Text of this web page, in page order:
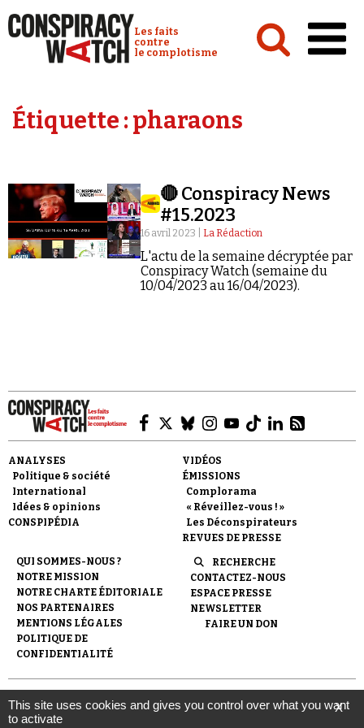
Conspiracy Watch :
Les faits
contre
le complotisme
Analyses
Vidéos
Émissions
Revues de presse
Faire un don
Demander à Vera
Étiquette :pharaons
🔴 Conspiracy News
#15.2023
16 avril 2023 | La Rédaction
L'actu de la semaine décryptée par
Conspiracy Watch (semaine du
10/04/2023 au 16/04/2023).
ANALYSES
Politique & société
International
Idées & opinions
CONSPIPÉDIA
VIDÉOS
ÉMISSIONS
Complorama
« Réveillez-vous ! »
Les Déconspirateurs
REVUES DE PRESSE
QUI SOMMES-NOUS ?
NOTRE MISSION
NOTRE CHARTE ÉDITORIALE
NOS PARTENAIRES
MENTIONS LÉGALES
POLITIQUE DE
CONFIDENTIALITÉ
RECHERCHE
CONTACTEZ-NOUS
ESPACE PRESSE
NEWSLETTER
FAIRE UN DON
© 2007- 2026 Conspiracy Watch | Une réalisation de
l'Observatoire du conspirationnisme (association loi de 1901) avec
le soutien de la Fondation pour la Mémoire de la Shoah.
X
This site uses cookies and gives you control over what you want
to activate